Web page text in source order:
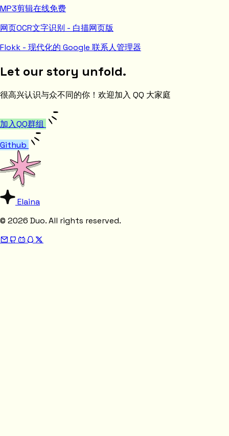
MP3剪辑在线免费
网页OCR文字识别 - 白描网页版
Flokk - 现代化的 Google 联系人管理器
Let our story unfold.
很高兴认识与众不同的你！欢迎加入 QQ 大家庭
加入QQ群组
Github
Elaina
© 2026 Duo. All rights reserved.